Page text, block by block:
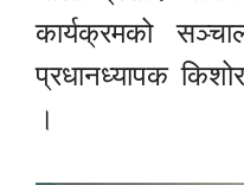
कार्यक्रमको
प्रधानध्यापक
।